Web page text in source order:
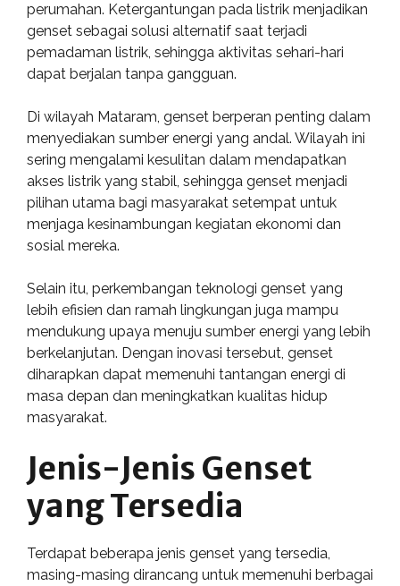
perumahan. Ketergantungan pada listrik menjadikan
genset sebagai solusi alternatif saat terjadi
pemadaman listrik, sehingga aktivitas sehari-hari
dapat berjalan tanpa gangguan.
Di wilayah Mataram, genset berperan penting dalam
menyediakan sumber energi yang andal. Wilayah ini
sering mengalami kesulitan dalam mendapatkan
akses listrik yang stabil, sehingga genset menjadi
pilihan utama bagi masyarakat setempat untuk
menjaga kesinambungan kegiatan ekonomi dan
sosial mereka.
Selain itu, perkembangan teknologi genset yang
lebih efisien dan ramah lingkungan juga mampu
mendukung upaya menuju sumber energi yang lebih
berkelanjutan. Dengan inovasi tersebut, genset
diharapkan dapat memenuhi tantangan energi di
masa depan dan meningkatkan kualitas hidup
masyarakat.
Jenis-Jenis Genset
yang Tersedia
Terdapat beberapa jenis genset yang tersedia,
masing-masing dirancang untuk memenuhi berbagai